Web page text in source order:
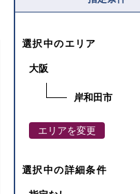
選択中のエリア
大阪
岸和田市
エリアを変更
選択中の詳細条件